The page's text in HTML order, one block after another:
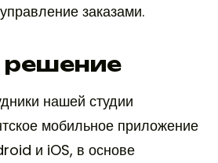
заказами.
нашей студии
мобильное приложение
и iOS, в основе